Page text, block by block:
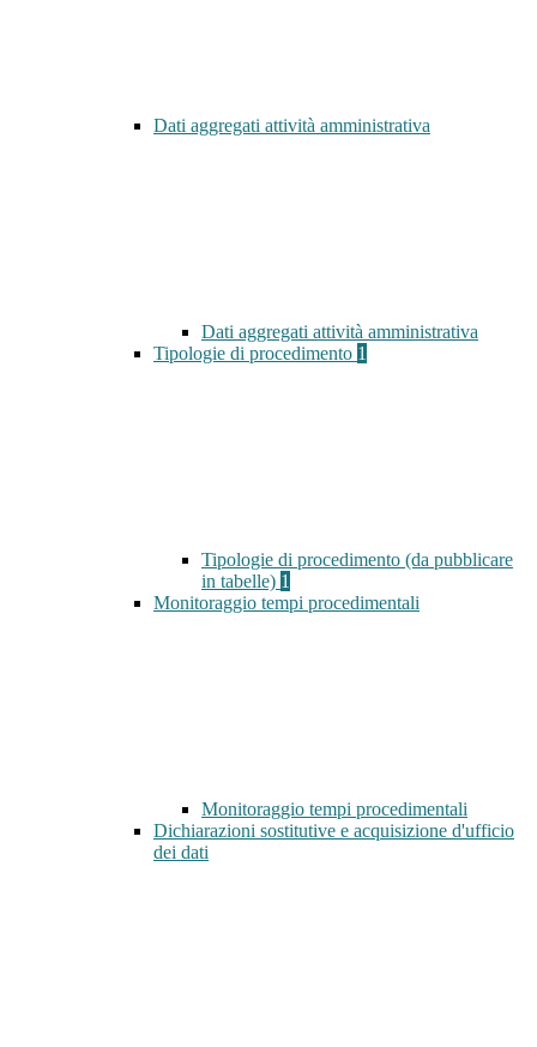
Dati aggregati attività amministrativa
Dati aggregati attività amministrativa
Tipologie di procedimento 1
Tipologie di procedimento (da pubblicare
in tabelle) 1
Monitoraggio tempi procedimentali
Monitoraggio tempi procedimentali
Dichiarazioni sostitutive e acquisizione d'ufficio
dei dati